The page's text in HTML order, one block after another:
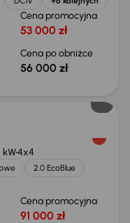
Cena promocyjna
53 000 zł
Cena po obniżce
56 000 zł
kW4x4
2.0 EcoBlue
Cena promocyjna
91 000 zł